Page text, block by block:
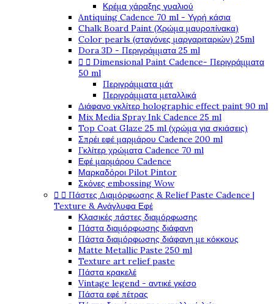
Κρέμα χάραξης γυαλιού
Antiquing Cadence 70 ml - Υγρή κάσια
Chalk Board Paint (Χρώμα μαυροπίνακα)
Color pearls (σταγόνες μαργαριταριών) 25ml
Dora 3D - Περιγράμματα 25 ml
  Dimensional Paint Cadence- Περιγράμματα
50 ml
Περιγράμματα μάτ
Περιγράμματα μεταλλικά
Διάφανο γκλίτερ holographic effect paint 90 ml
Mix Media Spray Ink Cadence 25 ml
Top Coat Glaze 25 ml (χρώμα για σκιάσεις)
Σπρέι εφέ μαρμάρου Cadence 200 ml
Γκλίτερ χρώματα Cadence 70 ml
Εφέ μαρμάρου Cadence
Μαρκαδόροι Pilot Pintor
Σκόνες embossing Wow
  Πάστες Διαμόρφωσης & Relief Paste Cadence |
Texture & Ανάγλυφα Εφέ
Κλασικές πάστες διαμόρφωσης
Πάστα διαμόρφωσης διάφανη
Πάστα διαμόρφωσης διάφανη με κόκκους
Matte Metallic Paste 250 ml
Texture art relief paste
Πάστα κρακελέ
Vintage legend - αντικέ γκέσο
Πάστα εφέ πέτρας